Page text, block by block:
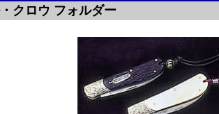
・クロウ フォルダー